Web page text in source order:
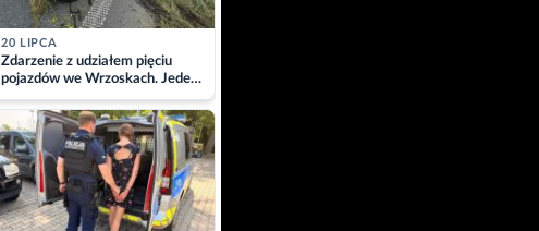
20 LIPCA
Zdarzenie z udziałem pięciu
pojazdów we Wrzoskach. Jeden
z kierowców zabrany w
kajdankach